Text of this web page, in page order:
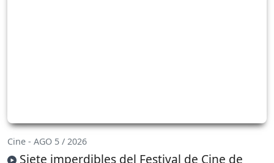
Cine - AGO 5 / 2026
Siete imperdibles del Festival de Cine de